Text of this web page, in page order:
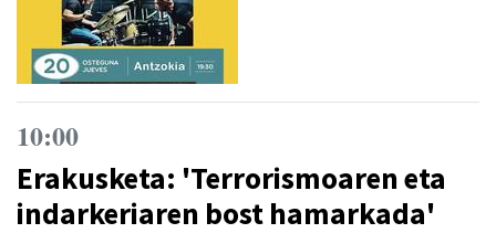
10:00
Erakusketa: 'Terrorismoaren eta
indarkeriaren bost hamarkada'